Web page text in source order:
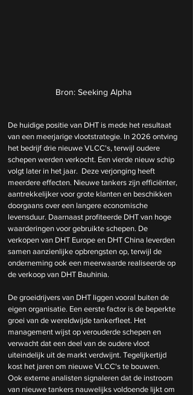
Bron: Seeking Alpha
De huidige positie van DHT is mede het resultaat
van een meerjarige vlootstrategie. In 2026 ontving
het bedrijf drie nieuwe VLCC's, terwijl oudere
schepen werden verkocht. Een vierde nieuw schip
volgt later in het jaar.  Deze verjonging heeft
meerdere effecten. Nieuwe tankers zijn efficiënter,
aantrekkelijker voor grote klanten en beschikken
doorgaans over een langere economische
levensduur. Daarnaast profiteerde DHT van hoge
waarderingen voor gebruikte schepen. De
verkopen van DHT Europe en DHT China leverden
samen aanzienlijke opbrengsten op, terwijl de
onderneming ook een meerwaarde realiseerde op
de verkoop van DHT Bauhinia.
De groeidrijvers van DHT liggen vooral buiten de
eigen organisatie. Een eerste factor is de beperkte
groei van de wereldwijde tankerfleet. Het
management wijst op verouderde schepen en
verwacht dat een deel van de oudere vloot
uiteindelijk uit de markt verdwijnt. Tegelijkertijd
kost het jaren om nieuwe VLCC's te bouwen.
Ook externe analisten signaleren dat de instroom
van nieuwe tankers nauwelijks voldoende lijkt om